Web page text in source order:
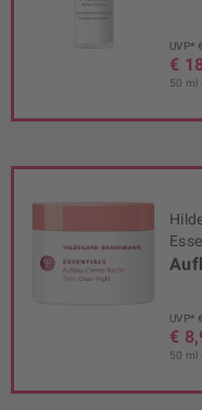
UVP*
€
50 ml
UVP*
€
50 ml